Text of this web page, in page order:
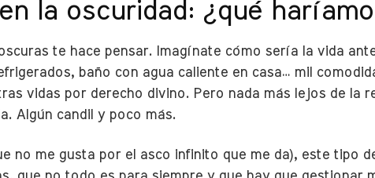
la oscuridad: ¿qué
te hace pensar. Imagínate cómo sería la vida
baño con agua caliente en casa… mil
vidas por derecho divino. Pero nada más lejos de la
Algún candil y poco más.
no me gusta por el asco infinito que me da), este tipo